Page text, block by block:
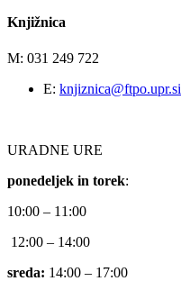
Knjižnica
M: 031 249 722
E: knjiznica@ftpo.upr.si
URADNE URE
ponedeljek in torek:
10:00 – 11:00
12:00 – 14:00
sreda: 14:00 – 17:00